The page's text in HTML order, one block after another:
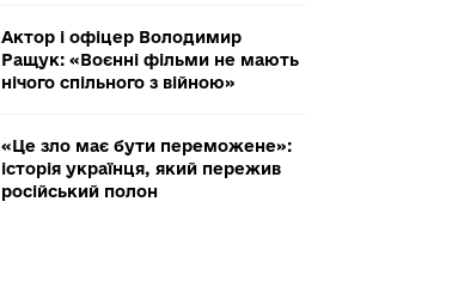
Актор і офіцер Володимир
Ращук: «Воєнні фільми не мають
нічого спільного з війною»
«Це зло має бути переможене»:
історія українця, який пережив
російський полон